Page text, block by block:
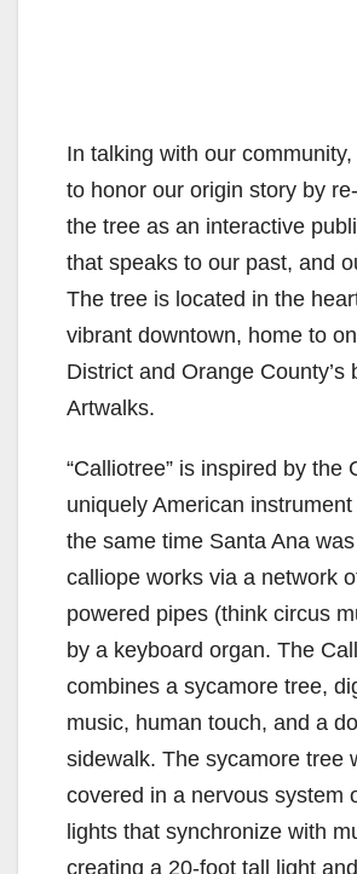
​In talking with our
to honor our origin story by
the tree as an interactive
that speaks to our past, and
The tree is located in the
vibrant downtown, home to
District and Orange County’s
Artwalks.
“Calliotree” is inspired by the
uniquely American
the same time Santa Ana
calliope works via a network
powered pipes (think circus
by a keyboard organ. ​The
combines a sycamore tree,
music, human touch, and a
sidewalk. The sycamore tree
covered in a nervous system
lights that synchronize with
creating a 20-foot tall light